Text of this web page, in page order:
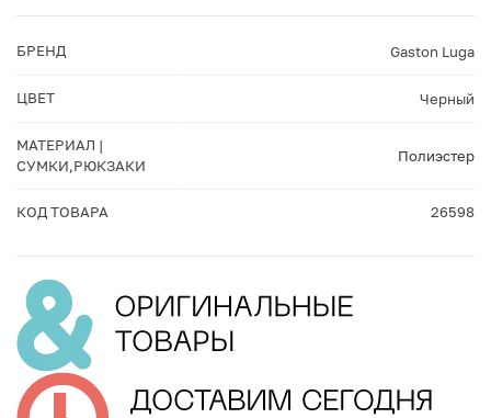
БРЕНД Gaston Luga
ЦВЕТ Черный
МАТЕРИАЛ |
СУМКИ,РЮКЗАКИ
Полиэстер
КОД ТОВАРА 26598